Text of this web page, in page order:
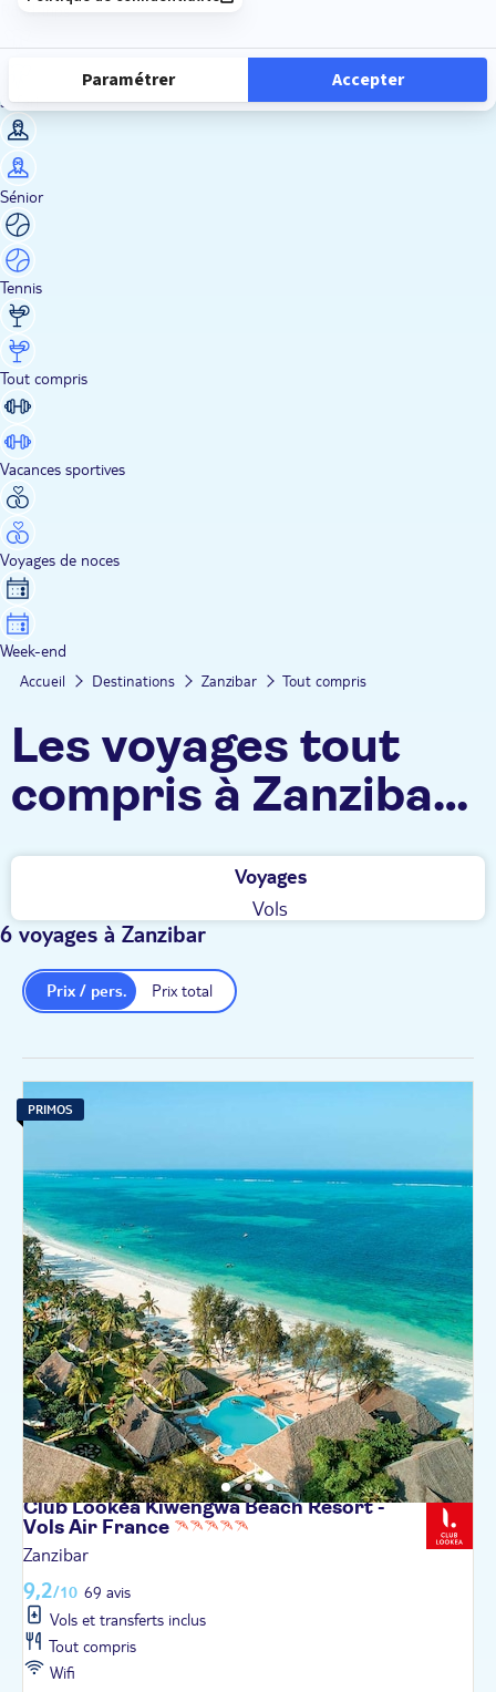
Safari
Sénior
Tennis
Tout compris
Vacances sportives
Voyages de noces
Week-end
Accueil Destinations Zanzibar Tout compris
Les voyages tout
compris à Zanzibar
TUI
Voyages
Vols
6 voyages à Zanzibar
Prix total
Prix / pers.
PRIMOS
Club Lookéa Kiwengwa Beach Resort -
Vols Air France
Zanzibar
9,2/10 69 avis
Vols et transferts inclus
Tout compris
Wifi